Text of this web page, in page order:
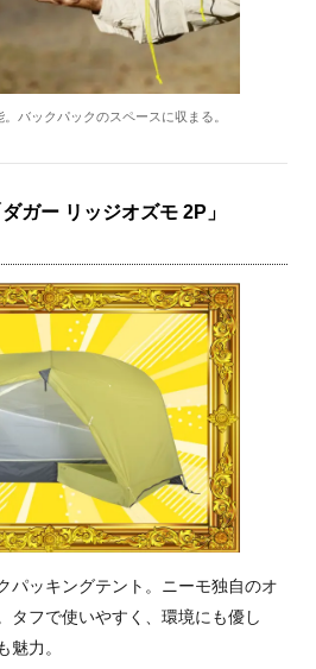
バックパックのスペースに収まる。
ガー リッジオズモ 2P」
パッキングテント。ニーモ独自のオ
タフで使いやすく、環境にも優し
魅力。